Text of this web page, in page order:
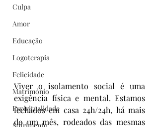
Culpa
Amor
Educação
Logoterapia
Felicidade
Matrimónio
Espiritualidade
Viver o isolamento social é uma
exigência física e mental. Estamos
fechados em casa 24h/24h, há mais
de um mês, rodeados das mesmas